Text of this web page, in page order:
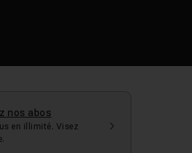
nos abos
en illimité. Visez